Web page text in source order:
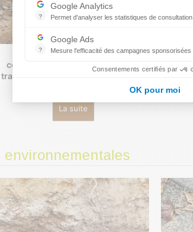
Études géotechniques pour la
construction d’un bâtiment loges
transformateurs 225 kV – Boulogne
La suite
avec
au
?
Google Analytics
Permet d'analyser les statistiques de
Indispensable pour piloter notre site
?
Google Ads
Mesure l'efficacité des campagnes sponsorisées
Google Ads est la régie publicitaire du
Consentements certifiés par
OK pour moi